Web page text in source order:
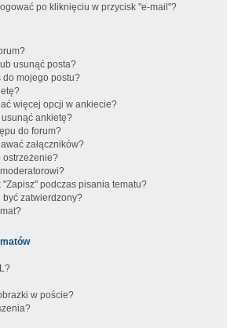
po kliknięciu w przycisk "e-mail"?
usunąć posta?
do mojego postu?
więcej opcji w ankiecie?
ankietę?
do forum?
załączników?
ostrzeżenie?
"Zapisz" podczas pisania tematu?
być zatwierdzony?
w poście?